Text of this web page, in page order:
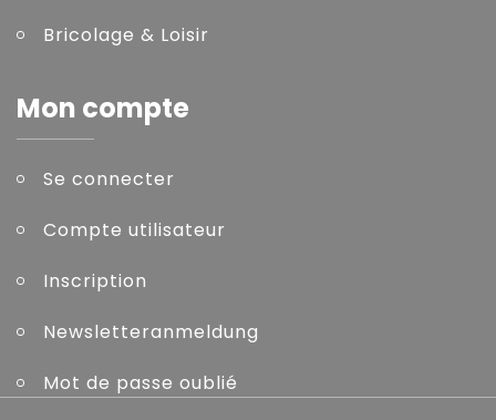
Bricolage & Loisir
Mon compte
Se connecter
Compte utilisateur
Inscription
Newsletteranmeldung
Mot de passe oublié